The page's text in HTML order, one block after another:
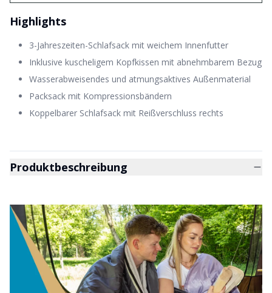
Highlights
3-Jahreszeiten-Schlafsack mit weichem Innenfutter
Inklusive kuscheligem Kopfkissen mit abnehmbarem Bezug
Wasserabweisendes und atmungsaktives Außenmaterial
Packsack mit Kompressionsbändern
Koppelbarer Schlafsack mit Reißverschluss rechts
Produktbeschreibung